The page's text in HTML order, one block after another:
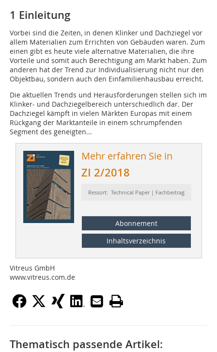
1 Einleitung
Vorbei sind die Zeiten, in denen Klinker und Dachziegel vor
allem Materialien zum Errichten von Gebäuden waren. Zum
einen gibt es heute viele alternative Materialien, die ihre
Vorteile und somit auch Berechtigung am Markt haben. Zum
anderen hat der Trend zur Individualisierung nicht nur den
Objektbau, sondern auch den Einfamilienhausbau erreicht.
Die aktuellen Trends und Herausforderungen stellen sich im
Klinker- und Dachziegelbereich unterschiedlich dar. Der
Dachziegel kämpft in vielen Märkten Europas mit einem
Rückgang der Marktanteile in einem schrumpfenden
Segment des geneigten...
Mehr erfahren Sie in
ZI 2/2018
Ressort: Technical Paper | Fachbeitrag
Abonnement
Inhaltsverzeichnis
Vitreus GmbH
www.vitreus.com.de
Thematisch passende Artikel: